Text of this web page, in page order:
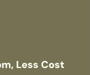
Less Cost